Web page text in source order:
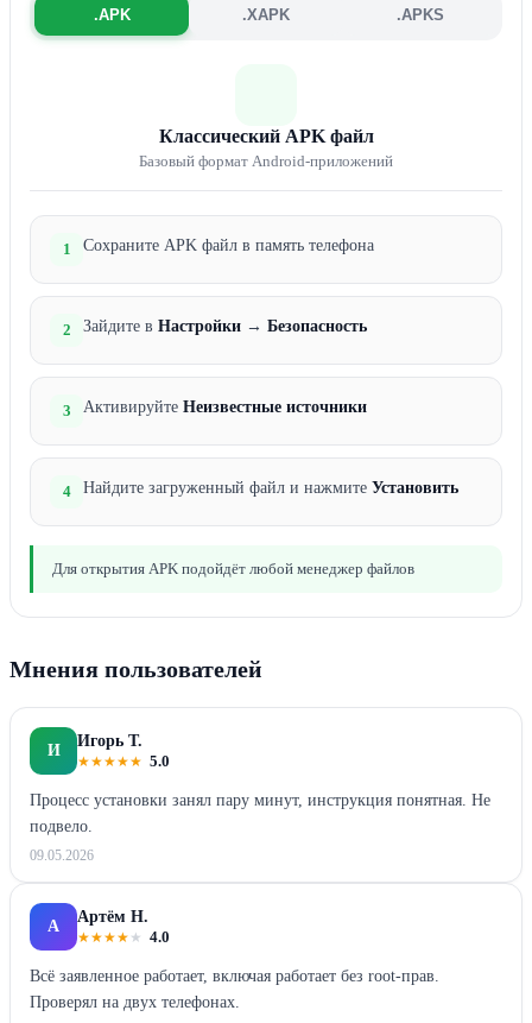
.APK .XAPK .APKS
Классический APK файл
Базовый формат Android-приложений
1 Сохраните APK файл в память телефона
2 Зайдите в Настройки → Безопасность
3 Активируйте Неизвестные источники
4 Найдите загруженный файл и нажмите Установить
Для открытия APK подойдёт любой менеджер файлов
Мнения пользователей
И
Игорь Т.
★★★★★ 5.0
Процесс установки занял пару минут, инструкция понятная. Не
подвело.
09.05.2026
А
Артём Н.
★★★★ ★ 4.0
Всё заявленное работает, включая работает без root-прав.
Проверял на двух телефонах.